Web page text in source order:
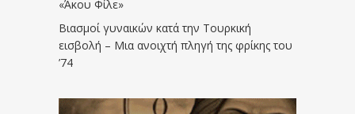
«Άκου Φίλε»
Βιασμοί γυναικών κατά την Τουρκική
εισβολή – Μια ανοιχτή πληγή της φρίκης του
’74